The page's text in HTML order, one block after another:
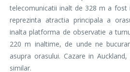
telecomunicatii inalt de 328 m a fost
reprezinta atractia principala a
inalta platforma de observatie a
220 m inaltime, de unde ne
asupra orasului. Cazare in
similar.